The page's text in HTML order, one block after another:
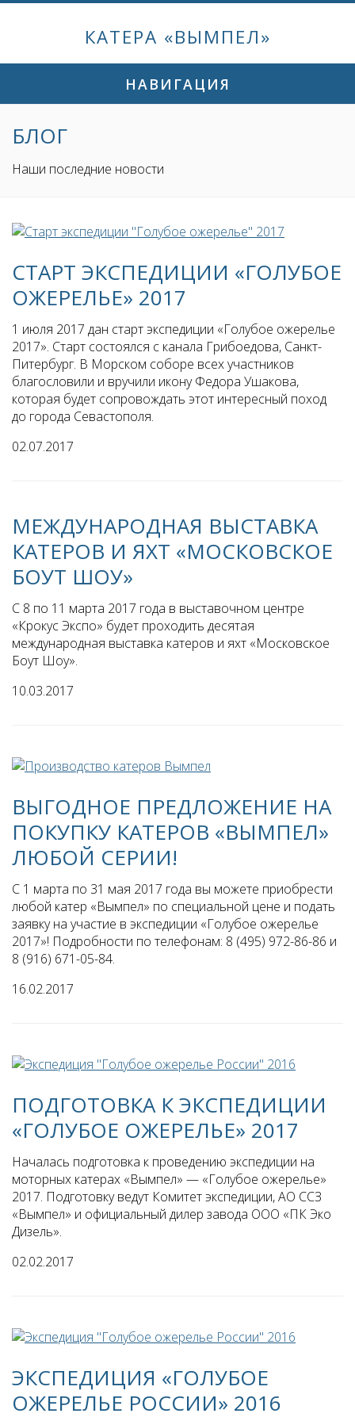
КАТЕРА «ВЫМПЕЛ»
НАВИГАЦИЯ
БЛОГ
Наши последние новости
СТАРТ ЭКСПЕДИЦИИ «ГОЛУБОЕ
ОЖЕРЕЛЬЕ» 2017
1 июля 2017 дан старт экспедиции «Голубое ожерелье
2017». Старт состоялся с канала Грибоедова, Санкт-
Питербург. В Морском соборе всех участников
благословили и вручили икону Федора Ушакова,
которая будет сопровождать этот интересный поход
до города Севастополя.
02.07.2017
МЕЖДУНАРОДНАЯ ВЫСТАВКА
КАТЕРОВ И ЯХТ «МОСКОВСКОЕ
БОУТ ШОУ»
С 8 по 11 марта 2017 года в выставочном центре
«Крокус Экспо» будет проходить десятая
международная выставка катеров и яхт «Московское
Боут Шоу».
10.03.2017
ВЫГОДНОЕ ПРЕДЛОЖЕНИЕ НА
ПОКУПКУ КАТЕРОВ «ВЫМПЕЛ»
ЛЮБОЙ СЕРИИ!
С 1 марта по 31 мая 2017 года вы можете приобрести
любой катер «Вымпел» по специальной цене и подать
заявку на участие в экспедиции «Голубое ожерелье
2017»! Подробности по телефонам: 8 (495) 972-86-86 и
8 (916) 671-05-84.
16.02.2017
ПОДГОТОВКА К ЭКСПЕДИЦИИ
«ГОЛУБОЕ ОЖЕРЕЛЬЕ» 2017
Началась подготовка к проведению экспедиции на
моторных катерах «Вымпел» — «Голубое ожерелье»
2017. Подготовку ведут Комитет экспедиции, АО ССЗ
«Вымпел» и официальный дилер завода ООО «ПК Эко
Дизель».
02.02.2017
ЭКСПЕДИЦИЯ «ГОЛУБОЕ
ОЖЕРЕЛЬЕ РОССИИ» 2016